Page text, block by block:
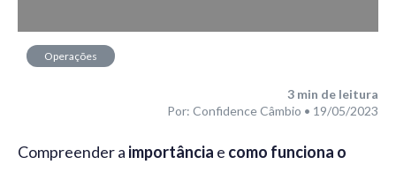
Operações
3 min de leitura
Por: Confidence Câmbio • 19/05/2023
Compreender a importância e como funciona o